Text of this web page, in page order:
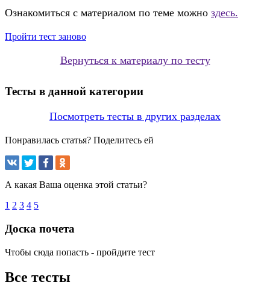
Ознакомиться с материалом по теме можно здесь.
Пройти тест заново
Вернуться к материалу по тесту
Тесты в данной категории
Посмотреть тесты в других разделах
Понравилась статья? Поделитесь ей
А какая Ваша оценка этой статьи?
1 2 3 4 5
Доска почета
Чтобы сюда попасть - пройдите тест
Все тесты